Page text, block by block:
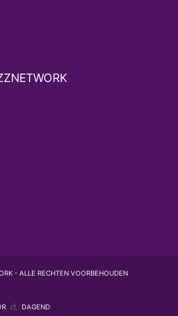
- ALLE RECHTEN VOORBEHOUDEN
DAGEND